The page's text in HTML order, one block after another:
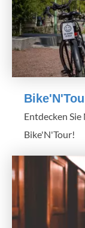
Entdecken
Bike'N'Tour!